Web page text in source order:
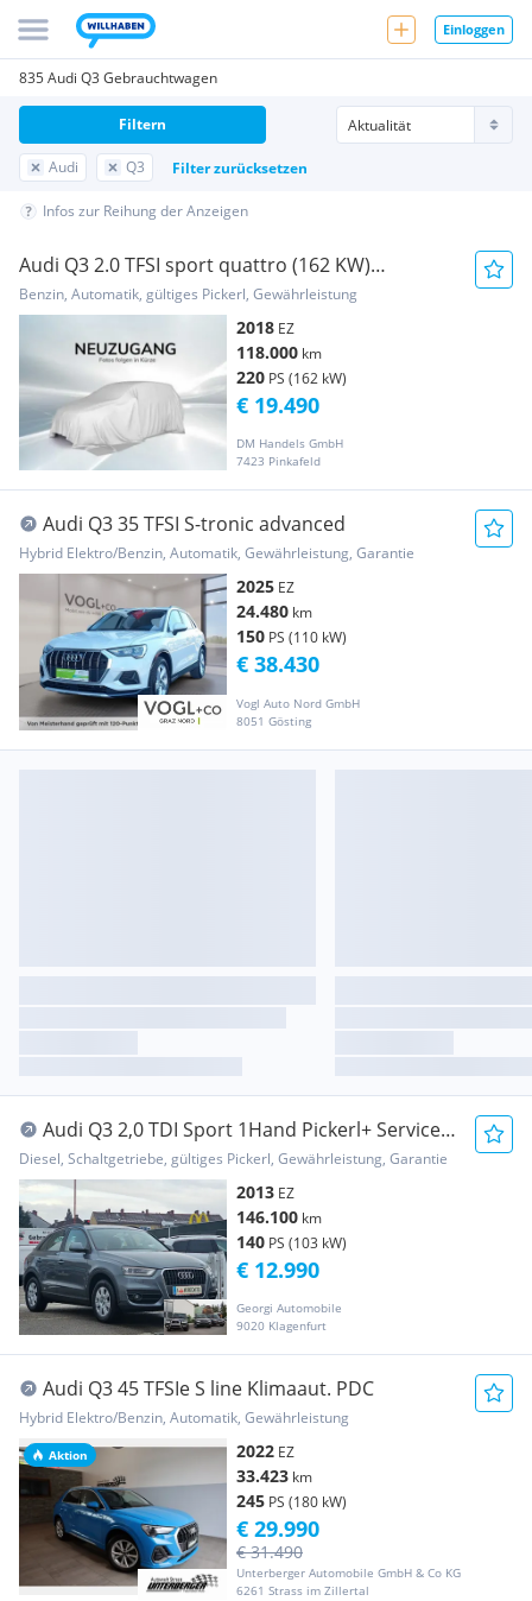
Einloggen
835 Audi Q3 Gebrauchtwagen
Audi Q3 Filter zurücksetzen
Filtern
Infos zur Reihung der Anzeigen
Audi Q3 2.0 TFSI sport quattro (162 KW)
**LED/Sports...
Benzin, Automatik, gültiges Pickerl, Gewährleistung
2018 EZ
118.000 km
220 PS (162 kW)
DM Handels GmbH
7423 Pinkafeld
€ 19.490
Audi Q3 35 TFSI S-tronic advanced
Hybrid Elektro/Benzin, Automatik, Gewährleistung, Garantie
2025 EZ
24.480 km
150 PS (110 kW)
Vogl Auto Nord GmbH
8051 Gösting
€ 38.430
Audi Q3 2,0 TDI Sport 1Hand Pickerl+ Service-
NEU Ro...
Diesel, Schaltgetriebe, gültiges Pickerl, Gewährleistung, Garantie
2013 EZ
146.100 km
140 PS (103 kW)
Georgi Automobile
9020 Klagenfurt
€ 12.990
Aktion
Audi Q3 45 TFSIe S line Klimaaut. PDC
Hybrid Elektro/Benzin, Automatik, Gewährleistung
2022 EZ
33.423 km
245 PS (180 kW)
Unterberger Automobile GmbH & Co KG
6261 Strass im Zillertal
€ 31.490
€ 29.990